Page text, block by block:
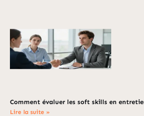
Comment évaluer les soft skills en
Lire la suite »